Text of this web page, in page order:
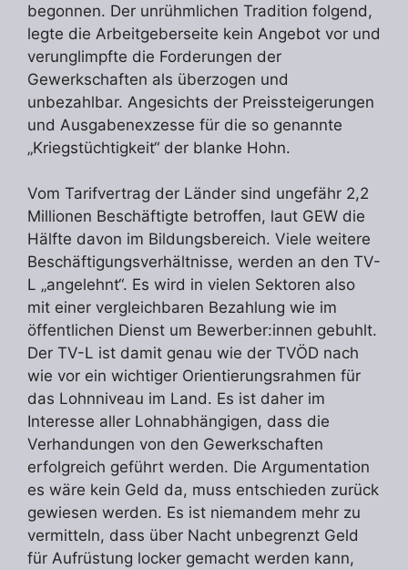
begonnen. Der unrühmlichen Tradition folgend,
legte die Arbeitgeberseite kein Angebot vor und
verunglimpfte die Forderungen der
Gewerkschaften als überzogen und
unbezahlbar. Angesichts der Preissteigerungen
und Ausgabenexzesse für die so genannte
„Kriegstüchtigkeit“ der blanke Hohn.
Vom Tarifvertrag der Länder sind ungefähr 2,2
Millionen Beschäftigte betroffen, laut GEW die
Hälfte davon im Bildungsbereich. Viele weitere
Beschäftigungsverhältnisse, werden an den TV-
L „angelehnt“. Es wird in vielen Sektoren also
mit einer vergleichbaren Bezahlung wie im
öffentlichen Dienst um Bewerber:innen gebuhlt.
Der TV-L ist damit genau wie der TVÖD nach
wie vor ein wichtiger Orientierungsrahmen für
das Lohnniveau im Land. Es ist daher im
Interesse aller Lohnabhängigen, dass die
Verhandungen von den Gewerkschaften
erfolgreich geführt werden. Die Argumentation
es wäre kein Geld da, muss entschieden zurück
gewiesen werden. Es ist niemandem mehr zu
vermitteln, dass über Nacht unbegrenzt Geld
für Aufrüstung locker gemacht werden kann,